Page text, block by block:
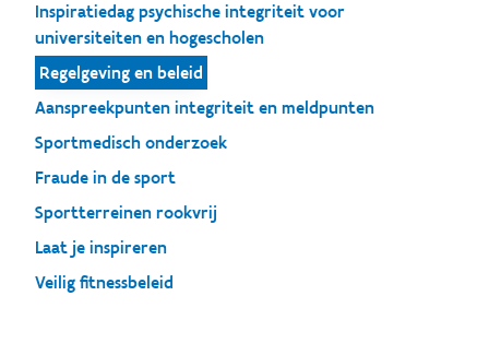
Inspiratiedag psychische integriteit voor
universiteiten en hogescholen
Regelgeving en beleid
Aanspreekpunten integriteit en meldpunten
Sportmedisch onderzoek
Fraude in de sport
Sportterreinen rookvrij
Laat je inspireren
Veilig fitnessbeleid